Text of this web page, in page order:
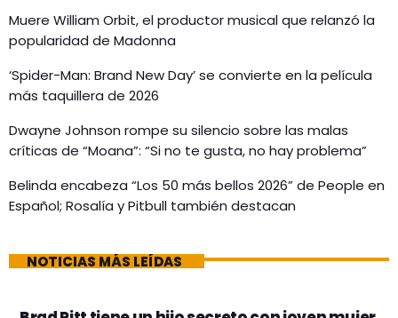
Muere William Orbit, el productor musical que relanzó la
popularidad de Madonna
‘Spider-Man: Brand New Day’ se convierte en la película
más taquillera de 2026
Dwayne Johnson rompe su silencio sobre las malas
críticas de “Moana”: “Si no te gusta, no hay problema”
Belinda encabeza “Los 50 más bellos 2026” de People en
Español; Rosalía y Pitbull también destacan
NOTICIAS MÁS LEÍDAS